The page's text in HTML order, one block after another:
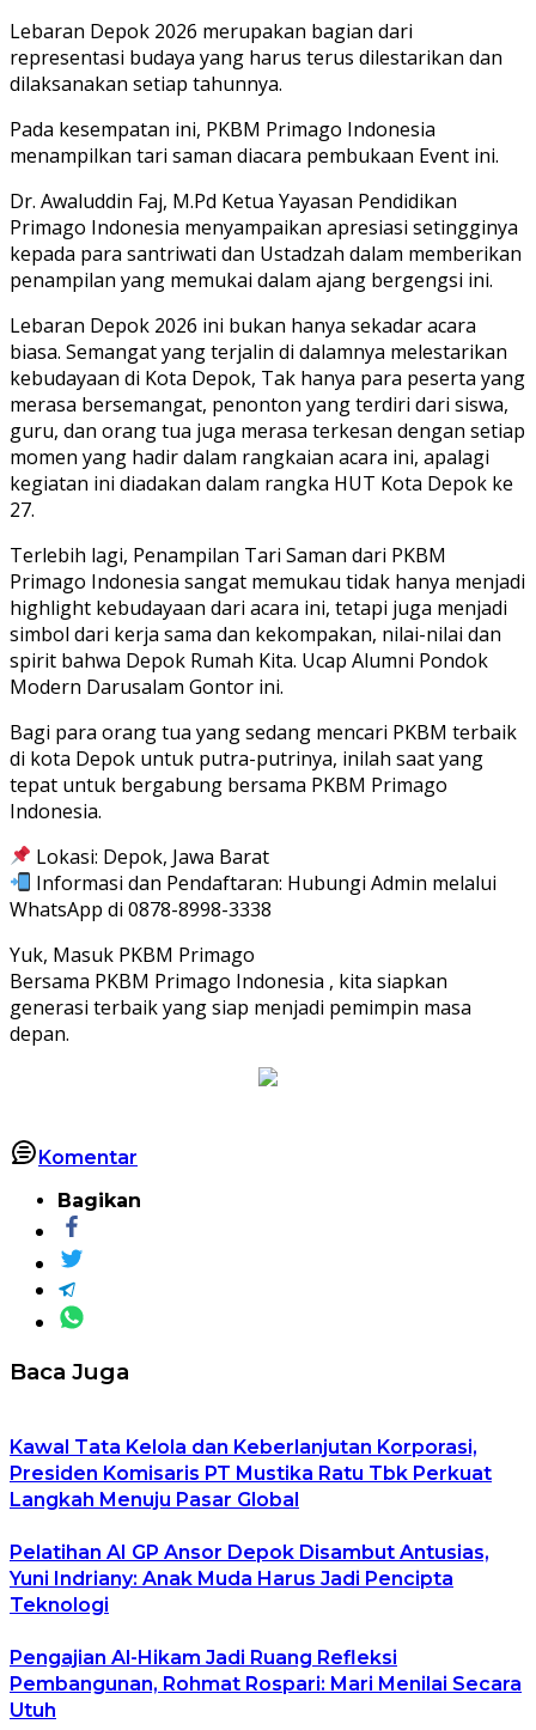
Lebaran Depok 2026 merupakan bagian dari
representasi budaya yang harus terus dilestarikan dan
dilaksanakan setiap tahunnya.
Pada kesempatan ini, PKBM Primago Indonesia
menampilkan tari saman diacara pembukaan Event ini.
Dr. Awaluddin Faj, M.Pd Ketua Yayasan Pendidikan
Primago Indonesia menyampaikan apresiasi setingginya
kepada para santriwati dan Ustadzah dalam memberikan
penampilan yang memukai dalam ajang bergengsi ini.
Lebaran Depok 2026 ini bukan hanya sekadar acara
biasa. Semangat yang terjalin di dalamnya melestarikan
kebudayaan di Kota Depok, Tak hanya para peserta yang
merasa bersemangat, penonton yang terdiri dari siswa,
guru, dan orang tua juga merasa terkesan dengan setiap
momen yang hadir dalam rangkaian acara ini, apalagi
kegiatan ini diadakan dalam rangka HUT Kota Depok ke
27.
Terlebih lagi, Penampilan Tari Saman dari PKBM
Primago Indonesia sangat memukau tidak hanya menjadi
highlight kebudayaan dari acara ini, tetapi juga menjadi
simbol dari kerja sama dan kekompakan, nilai-nilai dan
spirit bahwa Depok Rumah Kita. Ucap Alumni Pondok
Modern Darusalam Gontor ini.
Bagi para orang tua yang sedang mencari PKBM terbaik
di kota Depok untuk putra-putrinya, inilah saat yang
tepat untuk bergabung bersama PKBM Primago
Indonesia.
Lokasi: Depok, Jawa Barat
Informasi dan Pendaftaran: Hubungi Admin melalui
WhatsApp di 0878-8998-3338
Yuk, Masuk PKBM Primago
Bersama PKBM Primago Indonesia , kita siapkan
generasi terbaik yang siap menjadi pemimpin masa
depan.
Komentar
Bagikan
Baca Juga
Kawal Tata Kelola dan Keberlanjutan Korporasi,
Presiden Komisaris PT Mustika Ratu Tbk Perkuat
Langkah Menuju Pasar Global
Pelatihan AI GP Ansor Depok Disambut Antusias,
Yuni Indriany: Anak Muda Harus Jadi Pencipta
Teknologi
Pengajian Al-Hikam Jadi Ruang Refleksi
Pembangunan, Rohmat Rospari: Mari Menilai Secara
Utuh